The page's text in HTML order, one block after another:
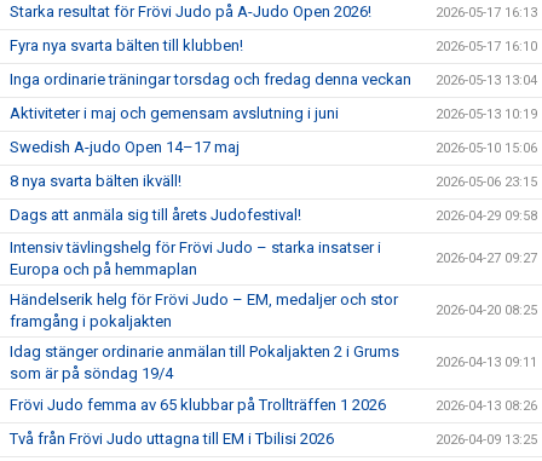
Starka resultat för Frövi Judo på A-Judo Open 2026! 2026-05-17 16:13
Fyra nya svarta bälten till klubben! 2026-05-17 16:10
Inga ordinarie träningar torsdag och fredag denna veckan 2026-05-13 13:04
Aktiviteter i maj och gemensam avslutning i juni 2026-05-13 10:19
Swedish A-judo Open 14–17 maj 2026-05-10 15:06
8 nya svarta bälten ikväll! 2026-05-06 23:15
Dags att anmäla sig till årets Judofestival! 2026-04-29 09:58
Intensiv tävlingshelg för Frövi Judo – starka insatser i
Europa och på hemmaplan
2026-04-27 09:27
Händelserik helg för Frövi Judo – EM, medaljer och stor
framgång i pokaljakten
2026-04-20 08:25
Idag stänger ordinarie anmälan till Pokaljakten 2 i Grums
som är på söndag 19/4
2026-04-13 09:11
Frövi Judo femma av 65 klubbar på Trollträffen 1 2026 2026-04-13 08:26
Två från Frövi Judo uttagna till EM i Tbilisi 2026 2026-04-09 13:25